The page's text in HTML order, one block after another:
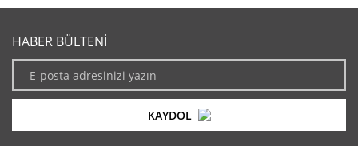
HABER BÜLTENİ
KAYDOL